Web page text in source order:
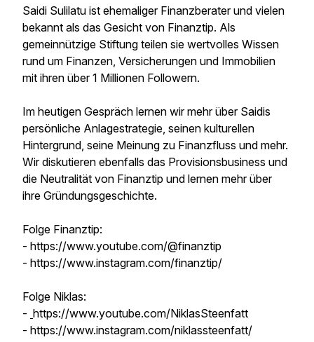
Saidi Sulilatu ist ehemaliger Finanzberater und vielen
bekannt als das Gesicht von Finanztip. Als
gemeinnützige Stiftung teilen sie wertvolles Wissen
rund um Finanzen, Versicherungen und Immobilien
mit ihren über 1 Millionen Followern.
Im heutigen Gespräch lernen wir mehr über Saidis
persönliche Anlagestrategie, seinen kulturellen
Hintergrund, seine Meinung zu Finanzfluss und mehr.
Wir diskutieren ebenfalls das Provisionsbusiness und
die Neutralität von Finanztip und lernen mehr über
ihre Gründungsgeschichte.
Folge Finanztip:
- https://www.youtube.com/@finanztip
- https://www.instagram.com/finanztip/
Folge Niklas:
- https://www.youtube.com/NiklasSteenfatt
- https://www.instagram.com/niklassteenfatt/